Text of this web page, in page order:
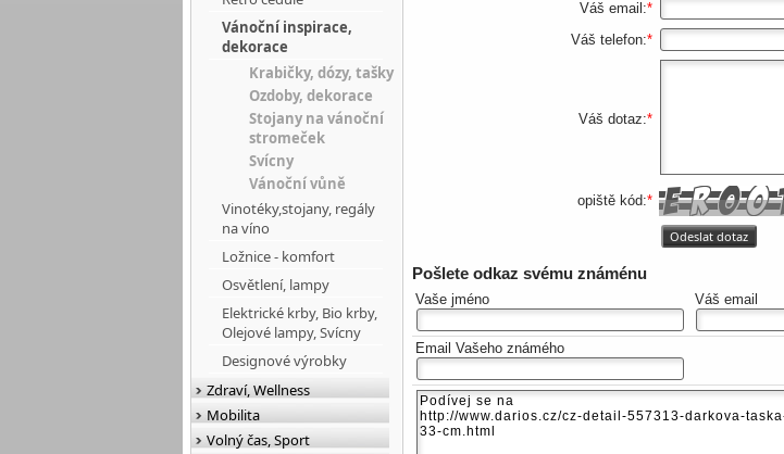
Váš email:*
Váš telefon:*
Váš dotaz:*
opiště kód:*
Pošlete odkaz svému známénu
Vaše jméno Váš email
Email Vašeho známého
Vánoční inspirace,
dekorace
Krabičky, dózy, tašky
Ozdoby, dekorace
Stojany na vánoční
stromeček
Svícny
Vánoční vůně
Vinotéky,stojany, regály
na víno
Ložnice - komfort
Osvětlení, lampy
Elektrické krby, Bio krby,
Olejové lampy, Svícny
Designové výrobky
Zdraví, Wellness
Mobilita
Volný čas, Sport